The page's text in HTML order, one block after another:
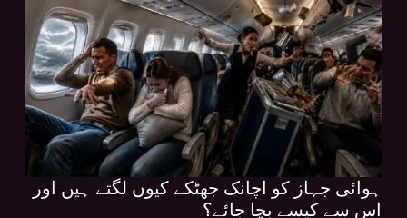
ہوائی جہاز کو اچانک جھٹکے کیوں لگتے ہیں اور
اس سے کیسے بچا جائے؟